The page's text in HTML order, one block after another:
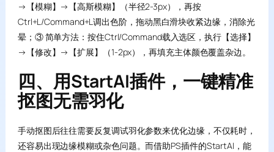
→【模糊】→【高斯模糊】（半径2-3px），再按
Ctrl+L/Command+L调出色阶，拖动黑白滑块收紧边缘，消除光
晕；③ 简单方法：按住Ctrl/Command载入选区，执行【选择】
→【修改】→【扩展】（1-2px），再填充主体颜色覆盖杂边。
四、用StartAI插件，一键精准
抠图无需羽化
手动抠图后往往需要反复调试羽化参数来优化边缘，不仅耗时，
还容易出现边缘模糊或杂色问题。而借助PS插件的StartAI，能